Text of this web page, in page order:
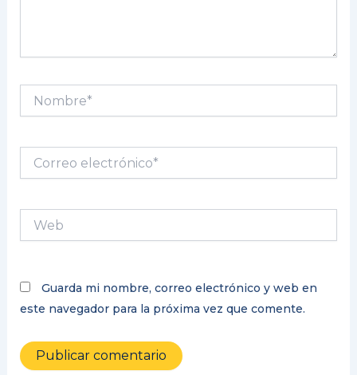
Nombre*
electrónico*
Guarda mi nombre, correo electrónico y web en
este navegador para la próxima vez que comente.